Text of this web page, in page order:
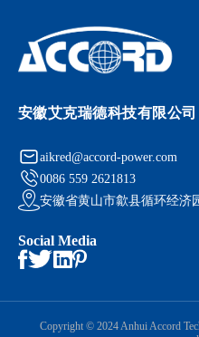
安徽艾克瑞德科技有限公司
aikred@accord-power.com
0086 559 2621813
安徽省黄山市歙县循环经济
Social Media
Copyright © 2024 Anhui Accord